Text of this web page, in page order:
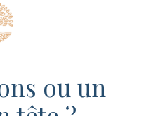
ou un